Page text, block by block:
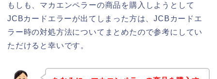
もしも、マカエンペラーの商品を購入しようとして
JCBカードエラーが出てしまった方は、JCBカードエ
ラー時の対処方法についてまとめたので参考にしてい
ただけると幸いです。